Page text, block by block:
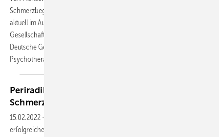
Schmerzbegutachtung“, AWMF-Registernummer 187-006) wurde ganz
aktuell im August 2023 vorgestellt. Federführend sind die Deutsche
Gesellschaft für Orthopädie und Unfallchirurgie (DGOU) sowie die
Deutsche Gesellschaft für Psychosomatische Medizin und Ärztliche
Psychotherapie
Periradikuläre Therapie effektiv bei radikulären
Schmerzen
15.02.2022 -
erfolgreichen Behandlung der radikulären Schmerzen bei lumbalen